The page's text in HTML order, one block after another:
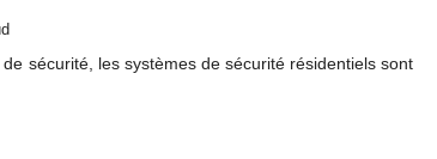
sécurité, les systèmes de sécurité résidentiels sont